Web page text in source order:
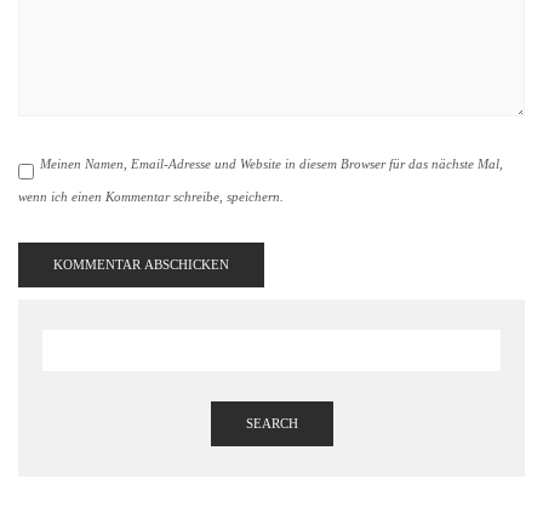
Meinen Namen, Email-Adresse und Website in diesem Browser für das nächste Mal,
wenn ich einen Kommentar schreibe, speichern.
SEARCH